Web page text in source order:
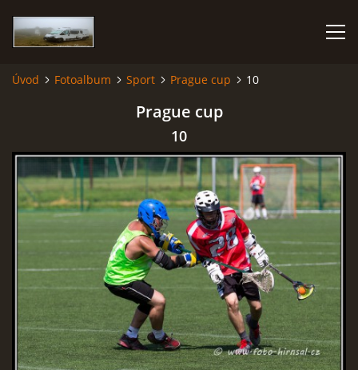
CESTOVÁNÍ
NÁVŠTĚVNÍ KNIHA
AUTOR
Úvod Fotoalbum Sport Prague cup 10
Prague cup
10